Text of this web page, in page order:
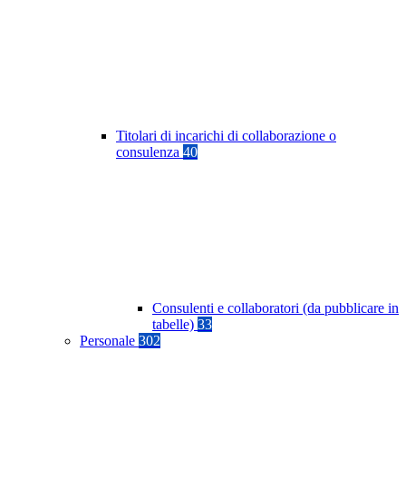
Titolari di incarichi di collaborazione o
consulenza 40
Consulenti e collaboratori (da pubblicare in
tabelle) 33
Personale 302